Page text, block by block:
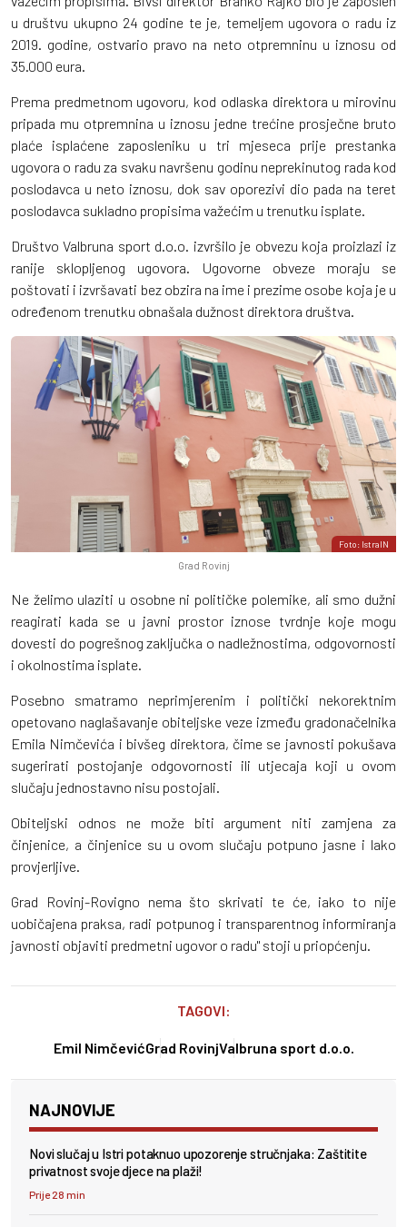
u društvu ukupno 24 godine te je, temeljem ugovora o radu iz
2019. godine, ostvario pravo na neto otpremninu u iznosu od
35.000 eura.
Prema predmetnom ugovoru, kod odlaska direktora u mirovinu
pripada mu otpremnina u iznosu jedne trećine prosječne bruto
plaće isplaćene zaposleniku u tri mjeseca prije prestanka
ugovora o radu za svaku navršenu godinu neprekinutog rada kod
poslodavca u neto iznosu, dok sav oporezivi dio pada na teret
poslodavca sukladno propisima važećim u trenutku isplate.
Društvo Valbruna sport d.o.o. izvršilo je obvezu koja proizlazi iz
ranije sklopljenog ugovora. Ugovorne obveze moraju se
poštovati i izvršavati bez obzira na ime i prezime osobe koja je u
određenom trenutku obnašala dužnost direktora društva.
Foto: IstraIN
Grad Rovinj
Ne želimo ulaziti u osobne ni političke polemike, ali smo dužni
reagirati kada se u javni prostor iznose tvrdnje koje mogu
dovesti do pogrešnog zaključka o nadležnostima, odgovornosti
i okolnostima isplate.
Posebno smatramo neprimjerenim i politički nekorektnim
opetovano naglašavanje obiteljske veze između gradonačelnika
Emila Nimčevića i bivšeg direktora, čime se javnosti pokušava
sugerirati postojanje odgovornosti ili utjecaja koji u ovom
slučaju jednostavno nisu postojali.
Obiteljski odnos ne može biti argument niti zamjena za
činjenice, a činjenice su u ovom slučaju potpuno jasne i lako
provjerljive.
Grad Rovinj-Rovigno nema što skrivati te će, iako to nije
uobičajena praksa, radi potpunog i transparentnog informiranja
javnosti objaviti predmetni ugovor o radu" stoji u priopćenju.
TAGOVI:
Emil NimčevićGrad RovinjValbruna sport d.o.o.
NAJNOVIJE
Novi slučaj u Istri potaknuo upozorenje stručnjaka: Zaštitite
privatnost svoje djece na plaži!
Prije 28 min